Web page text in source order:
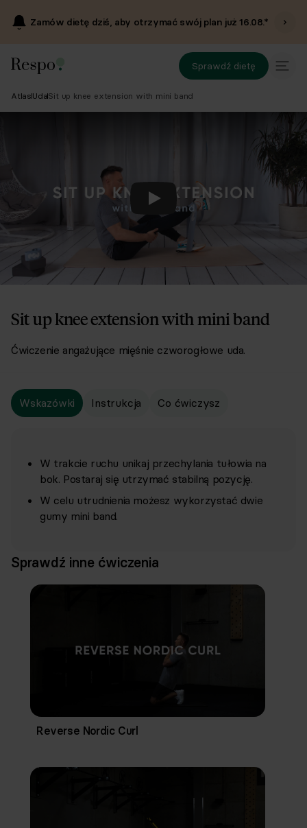
Zamów dietę dziś, aby otrzymać swój plan już16.08.*
Sprawdź dietę
Atlas UdaSit up knee extension with mini band
Odtwórz
Sit up knee extension with mini band
Ćwiczenie angażujące mięśnie czworogłowe uda.
Wskazówki Instrukcja Co ćwiczysz
W trakcie ruchu unikaj przechylania tułowia na
bok. Postaraj się utrzymać stabilną pozycję.
W celu utrudnienia możesz wykorzystać dwie
gumy mini band.
Sprawdź inne ćwiczenia
Reverse Nordic Curl